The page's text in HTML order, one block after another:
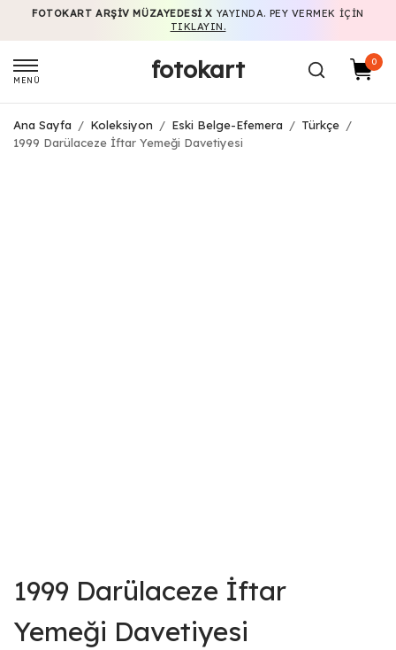
FOTOKART ARŞIV MÜZAYEDESI X YAYINDA. PEY VERMEK IÇIN
TIKLAYIN.
MENÜ fotokart 0
Ana Sayfa / Koleksiyon / Eski Belge-Efemera / Türkçe /
1999 Darülaceze İftar Yemeği Davetiyesi
1999 Darülaceze İftar
Yemeği Davetiyesi